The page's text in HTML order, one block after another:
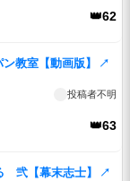
👑62
教室【動画版】 ↗
投稿者不明
👑63
弐【幕末志士】 ↗